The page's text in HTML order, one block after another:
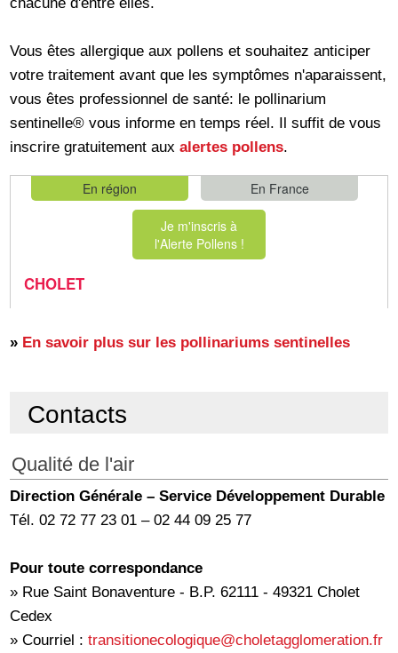
Vous êtes allergique aux pollens et souhaitez anticiper
votre traitement avant que les symptômes n'aparaissent,
vous êtes professionnel de santé: le pollinarium
sentinelle® vous informe en temps réel. Il suffit de vous
inscrire gratuitement auxalertes pollens.
» En savoir plus sur les pollinariums sentinelles
Contacts
Qualité de l'air
Direction Générale – Service Développement Durable
Tél. 02 72 77 23 01 – 02 44 09 25 77
Pour toute correspondance
» Rue Saint Bonaventure - B.P. 62111 - 49321 Cholet
Cedex
» Courriel :transitionecologique@choletagglomeration.fr